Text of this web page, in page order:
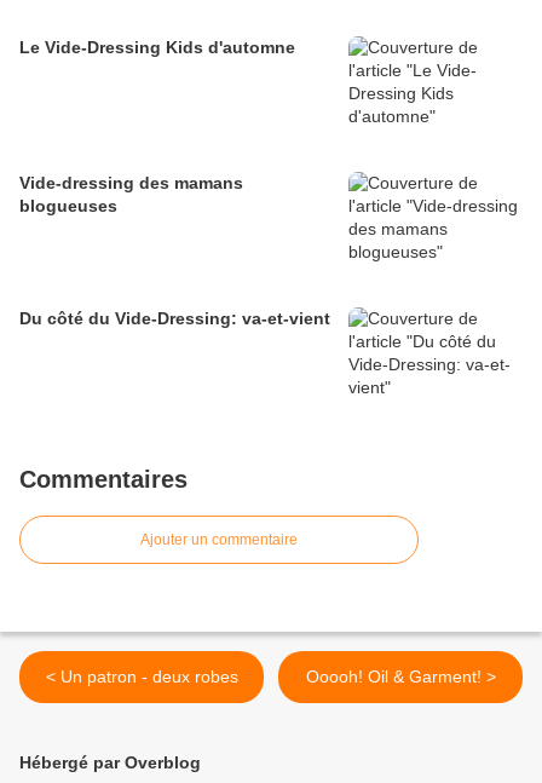
Le Vide-Dressing Kids d'automne
Vide-dressing des mamans
blogueuses
Du côté du Vide-Dressing: va-et-vient
Commentaires
Ajouter un commentaire
< Un patron - deux robes Ooooh! Oil & Garment! >
Hébergé par Overblog